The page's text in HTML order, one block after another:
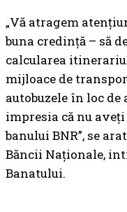
„Vă atragem
buna credință – să
calcularea
mijloace de
autobuzele în loc
impresia că nu
banului BNR”, se
Băncii Naționale,
Banatului.